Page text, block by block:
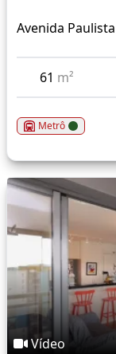
Avenida Paulista
61 m²
Metrô
Vídeo